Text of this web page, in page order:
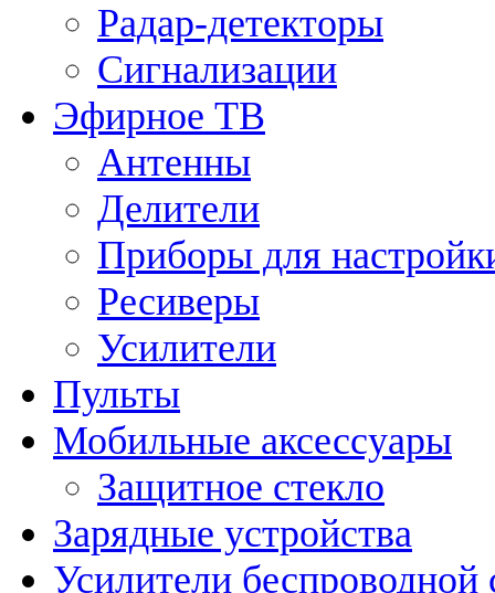
Радар-детекторы
Сигнализации
Эфирное ТВ
Антенны
Делители
Приборы для
Ресиверы
Усилители
Пульты
Мобильные аксессуары
Защитное стекло
Зарядные устройства
Усилители беспроводной